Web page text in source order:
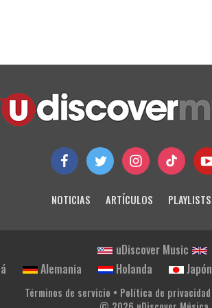
NOTICIAS ARTÍCULOS PLAYLISTS
uDiscover Music
Alemania Holanda Japón
Términos de servicio • Política de privacidad